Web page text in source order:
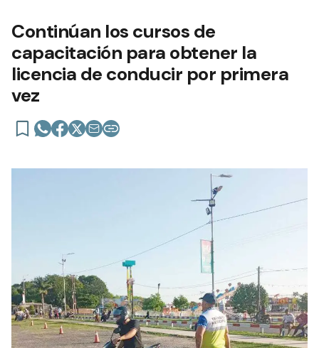
Continúan los cursos de
capacitación para obtener la
licencia de conducir por primera
vez